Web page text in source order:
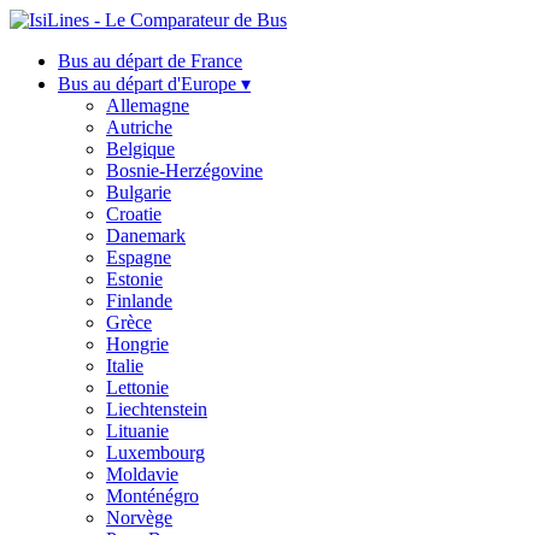
Bus au départ de France
Bus au départ d'Europe ▾
Allemagne
Autriche
Belgique
Bosnie-Herzégovine
Bulgarie
Croatie
Danemark
Espagne
Estonie
Finlande
Grèce
Hongrie
Italie
Lettonie
Liechtenstein
Lituanie
Luxembourg
Moldavie
Monténégro
Norvège